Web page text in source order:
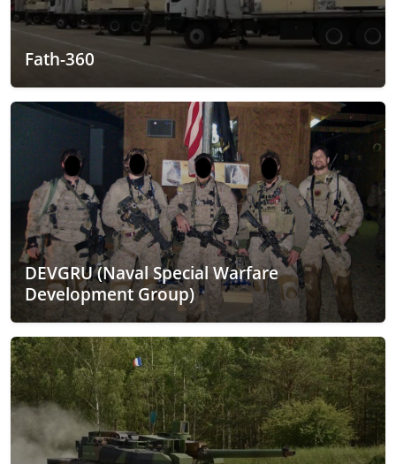
Fath-360
DEVGRU (Naval Special Warfare
Development Group)